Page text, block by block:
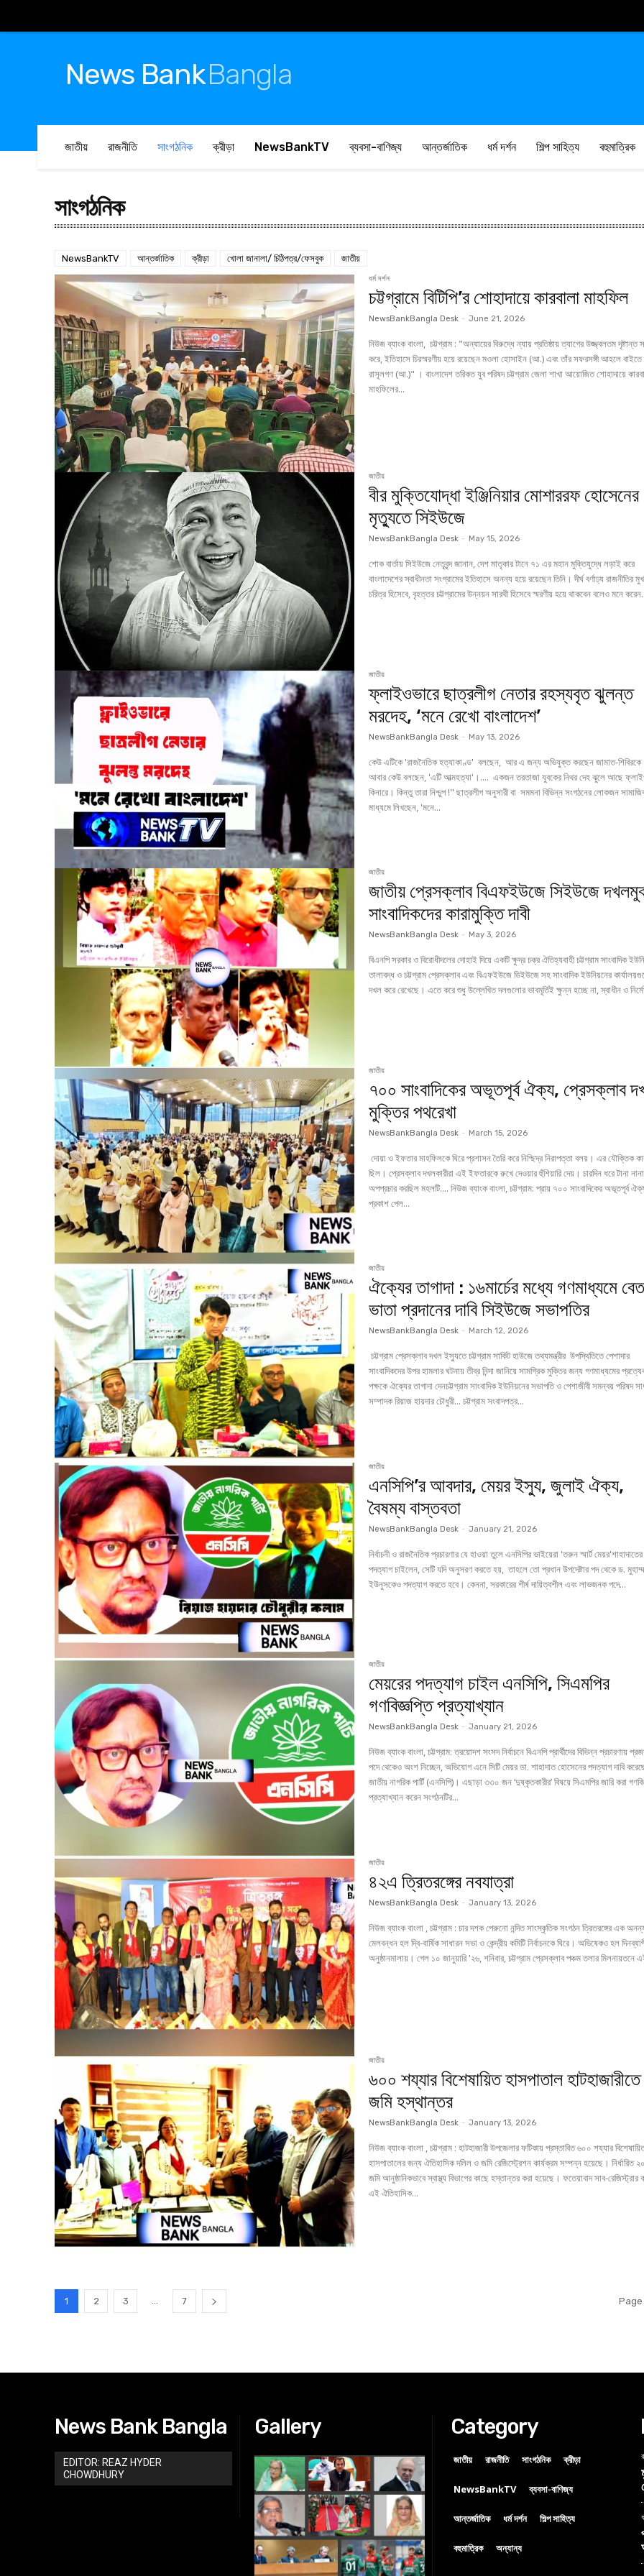
News BankBangla
জাতীয় রাজনীতি সাংগঠনিক ক্রীড়া NewsBankTV ব্যবসা-বাণিজ্য আন্তর্জাতিক ধর্ম দর্শন শিল্প সাহিত্য বহুমাত্রিক
সাংগঠনিক
NewsBankTV আন্তর্জাতিক ক্রীড়া খোলা জানালা/ চিঠিপত্র/ফেসবুক জাতীয়
ধর্ম দর্শন
চট্টগ্রামে বিটিপি’র শোহাদায়ে কারবালা মাহফিল
NewsBankBangla Desk - June 21, 2026
নিউজ ব্যাংক বাংলা, চট্টগ্রাম : "অন্যায়ের বিরুদ্ধে ন্যায় প্রতিষ্ঠায় ত্যাগের উজ্জ্বলতম দৃষ্টান্ত স্থাপন
করে, ইতিহাসে চিরস্মরণীয় হয়ে রয়েছেন মওলা হোসাইন (আ.) এবং তাঁর সফরসঙ্গী আহলে বাইতে
রাসূলগণ (আ.)" । বাংলাদেশ তরিকত যুব পরিষদ চট্টগ্রাম জেলা শাখা আয়োজিত শোহাদায়ে
মাহফিলের...
জাতীয়
বীর মুক্তিযোদ্ধা ইঞ্জিনিয়ার মোশাররফ হোসেনের
মৃত্যুতে সিইউজে
NewsBankBangla Desk - May 15, 2026
শোক বার্তায় সিইউজে নেতৃবৃন্দ জানান, দেশ মাতৃকার টানে ৭১ এর মহান মুক্তিযুদ্ধে লড়াই করে
বাংলাদেশের স্বাধীনতা সংগ্রামের ইতিহাসে অনন্য হয়ে রয়েছেন তিনি। দীর্ঘ বর্ণাঢ্য রাজনীতির
চরিত্র হিসেবে, বৃহত্তর চট্টগ্রামের উন্নয়ন সারথী হিসেবে স্মরণীয় হয়ে থাকবেন বলেও মনে
জাতীয়
ফ্লাইওভারে ছাত্রলীগ নেতার রহস্যবৃত ঝুলন্ত
মরদেহ, ‘মনে রেখো বাংলাদেশ’
NewsBankBangla Desk - May 13, 2026
কেউ এটিকে 'রাজনৈতিক হত্যাকাণ্ড' বলছেন, আর এ জন্য অভিযুক্ত করছেন জামাত-
আবার কেউ বলছেন, 'এটি আত্মহত্যা'।.... একজন তরতাজা যুবকের নিথর দেহ ঝুলে আছে
কিনারে। কিন্তু তারা নিশ্চুপ !" ছাত্রলীগ অনুসারী বা সমমনা বিভিন্ন সংগঠনের লোকজন সামাজিক
মাধ্যমে লিখছেন, 'মনে...
জাতীয়
জাতীয় প্রেসক্লাব বিএফইউজে সিইউজে
সাংবাদিকদের কারামুক্তি দাবী
NewsBankBangla Desk - May 3, 2026
বিএনপি সরকার ও বিরোধীদলের দোহাই দিয়ে একটি ক্ষুদ্র চক্র ঐতিহ্যবাহী চট্টগ্রাম সাংবাদিক
তালাবদ্ধ ও চট্টগ্রাম প্রেসক্লাব এবং বিএফইউজে ডিইউজে সহ সাংবাদিক ইউনিয়নের
দখল করে রেখেছে। এতে করে শুধু উল্লেখিত দলগুলোর ভাবমূর্তিই ক্ষুন্ন হচ্ছে না, স্বাধীন ও
জাতীয়
৭০০ সাংবাদিকের অভূতপূর্ব ঐক্য, প্রেসক্লাব
মুক্তির পথরেখা
NewsBankBangla Desk - March 15, 2026
দোয়া ও ইফতার মাহফিলকে ঘিরে প্রশাসন তৈরি করে নিশ্ছিদ্র নিরাপত্তা বলয়। এর যৌক্তিক
ছিল। প্রেসক্লাব দখলকারীরা এই ইফতারকে রুখে দেওয়ার হুঁশিয়ারি দেয়। চারদিন ধরে টানা নানা
অপপ্রচার করছিল মহলটি.... নিউজ ব্যাংক বাংলা, চট্টগ্রাম: প্রায় ৭০০ সাংবাদিকের অভূতপূর্ব ঐক্য
প্রকাশ পেল...
জাতীয়
ঐক্যের তাগাদা : ১৬মার্চের মধ্যে গণমাধ্যমে
ভাতা প্রদানের দাবি সিইউজে সভাপতির
NewsBankBangla Desk - March 12, 2026
চট্টগ্রাম প্রেসক্লাব দখল ইস্যুতে চট্টগ্রাম সার্কিট হাউজে তথ্যমন্ত্রীর উপস্থিতিতে পেশাদার
সাংবাদিকদের উপর হামলার ঘটনায় তীব্র নিন্দা জানিয়ে সামগ্রিক মুক্তির জন্য গণমাধ্যমের
পক্ষকে ঐক্যের তাগাদা দেনচট্টগ্রাম সাংবাদিক ইউনিয়নের সভাপতি ও পেশাজীবী সমন্বয় পরিষদ
সম্পাদক রিয়াজ হায়দার চৌধুরী... চট্টগ্রাম সংবাদপত্র...
জাতীয়
এনসিপি’র আবদার, মেয়র ইস্যু, জুলাই ঐক্য,
বৈষম্য বাস্তবতা
NewsBankBangla Desk - January 21, 2026
নির্বাচনী ও রাজনৈতিক প্রচারণার যে হাওয়া তুলে এনসিপির ভাইয়েরা 'তরুন স্মার্ট মেয়র'শাহাদাতের
পদত্যাগ চাইলেন, সেটি যদি অনুসরণ করতে হয়, তাহলে তো প্রধান উপদেষ্টার পদ থেকে ড.
ইউনুসকেও পদত্যাগ করতে হবে। কেননা, সরকারের শীর্ষ দায়িত্বশীল এবং লাভজনক পদে...
জাতীয়
মেয়রের পদত্যাগ চাইল এনসিপি, সিএমপির
গণবিজ্ঞপ্তি প্রত্যাখ্যান
NewsBankBangla Desk - January 21, 2026
নিউজ ব্যাংক বাংলা, চট্টগ্রাম: ত্রয়োদশ সংসদ নির্বাচনে বিএনপি প্রার্থীদের বিভিন্ন প্রচারণায় প্রজাতন্ত্রের
পদে থেকেও অংশ নিচ্ছেন, অভিযোগ এনে সিটি মেয়র ডা. শাহাদাত হোসেনের পদত্যাগ দাবি
জাতীয় নাগরিক পার্টি (এনসিপি)। এছাড়া ৩৩০ জন ‘দুষ্কৃতকারীর’ বিষয়ে সিএমপির জারি করা
প্রত্যাখ্যান করেন সংগঠনটির...
জাতীয়
৪২এ ত্রিতরঙ্গের নবযাত্রা
NewsBankBangla Desk - January 13, 2026
নিউজ ব্যাংক বাংলা , চট্টগ্রাম : চার দশক পেরুনো নন্দিত সাংস্কৃতিক সংগঠন ত্রিতরঙ্গের এক অনন্য
মেলবন্ধন হল দ্বি-বার্ষিক সাধারন সভা ও কেন্দ্রীয় কমিটি নির্বাচনকে ঘিরে। অভিষেকও হল
অনুষ্ঠানমালায়। গেল ১০ জানুয়ারি '২৬, শনিবার, চট্টগ্রাম প্রেসক্লাব পঞ্চম তলার মিলনায়তনে
জাতীয়
৬০০ শয্যার বিশেষায়িত হাসপাতাল
জমি হস্থান্তর
NewsBankBangla Desk - January 13, 2026
নিউজ ব্যাংক বাংলা , চট্টগ্রাম : হাটহাজারী উপজেলার ফটিকায় প্রস্তাবিত ৬০০ শয্যার বিশেষায়িত
হাসপাতালের জন্য ঐতিহাসিক দলিল ও জমি রেজিস্ট্রেশন কার্যক্রম সম্পন্ন হয়েছে। নির্ধারিত
জমি আনুষ্ঠানিকভাবে স্বাস্থ্য বিভাগের কাছে হস্তান্তর করা হয়েছে। ফতেয়াবাদ সাব-রেজিস্ট্রার
এই ঐতিহাসিক...
1 2 3 7 Page
News Bank Bangla
EDITOR: REAZ HYDER
CHOWDHURY
Gallery Category
জাতীয় রাজনীতি সাংগঠনিক ক্রীড়া
NewsBankTV ব্যবসা-বাণিজ্য
আন্তর্জাতিক ধর্ম দর্শন শিল্প সাহিত্য
বহুমাত্রিক অন্যান্য